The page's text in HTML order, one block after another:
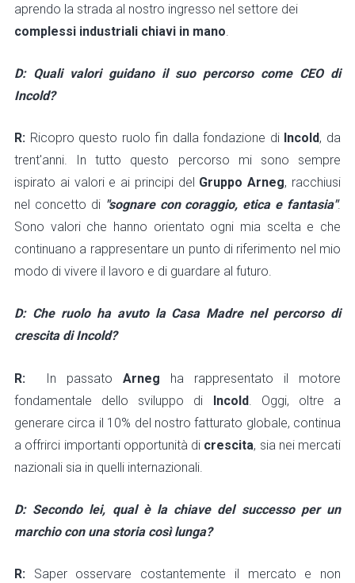
aprendo la strada al nostro ingresso nel settore dei
complessi industriali chiavi in mano.
D: Quali valori guidano il suo percorso come CEO di
Incold?
R: Ricopro questo ruolo fin dalla fondazione di Incold, da
trent'anni. In tutto questo percorso mi sono sempre
ispirato ai valori e ai principi del Gruppo Arneg, racchiusi
nel concetto di "sognare con coraggio, etica e fantasia".
Sono valori che hanno orientato ogni mia scelta e che
continuano a rappresentare un punto di riferimento nel mio
modo di vivere il lavoro e di guardare al futuro.
D: Che ruolo ha avuto la Casa Madre nel percorso di
crescita di Incold?
R: In passato Arneg ha rappresentato il motore
fondamentale dello sviluppo di Incold. Oggi, oltre a
generare circa il 10% del nostro fatturato globale, continua
a offrirci importanti opportunità di crescita, sia nei mercati
nazionali sia in quelli internazionali.
D: Secondo lei, qual è la chiave del successo per un
marchio con una storia così lunga?
R: Saper osservare costantemente il mercato e non